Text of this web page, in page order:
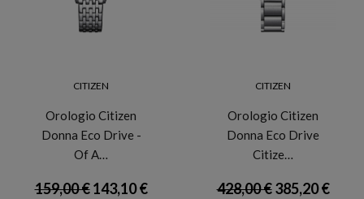
CITIZEN
Orologio Citizen
Donna Eco Drive -
Of A…
159,00 €143,10 €
CITIZEN
Orologio Citizen
Donna Eco Drive
Citize…
428,00 €385,20 €